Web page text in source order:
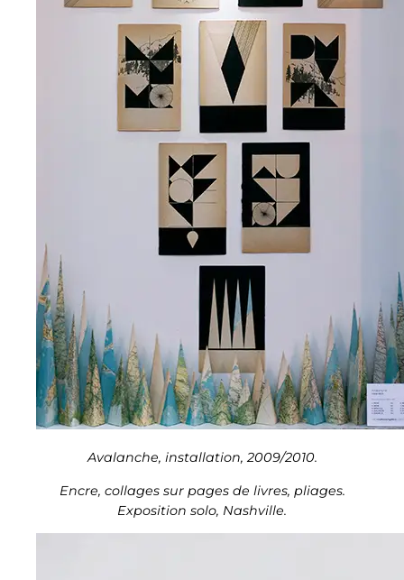
Avalanche, installation, 2009/2010.
Encre, collages sur pages de livres, pliages.
Exposition solo, Nashville.